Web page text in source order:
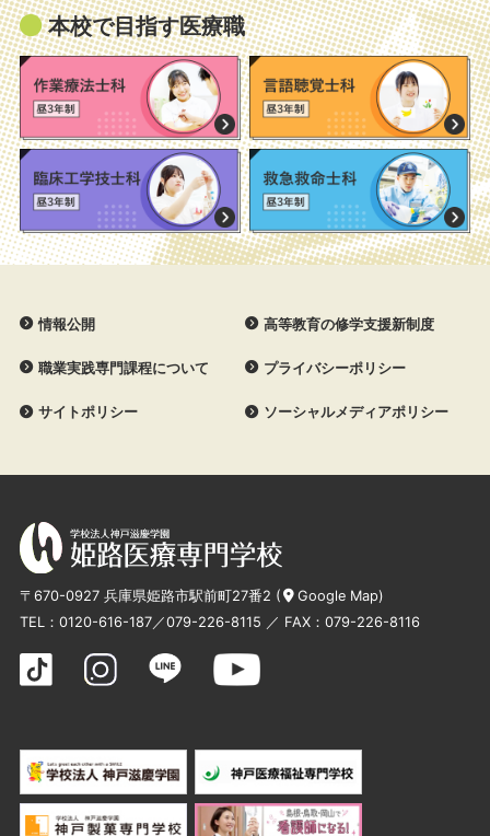
本校で目指す医療職
情報公開 高等教育の修学支援新制度
職業実践専門課程について プライバシーポリシー
サイトポリシー ソーシャルメディアポリシー
〒670-0927 兵庫県姫路市駅前町27番2 ( Google Map)
TEL： 0120-616-187／079-226-8115 ／ FAX：079-226-8116